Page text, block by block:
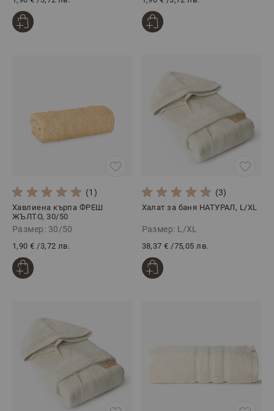
(1)
Хавлиена кърпа ФРЕШ
ЖЪЛТО, 30/50
Размер: 30/50
1,90 € /3,72 лв.
(3)
Халат за баня НАТУРАЛ, L/XL
Размер: L/XL
38,37 € /75,05 лв.